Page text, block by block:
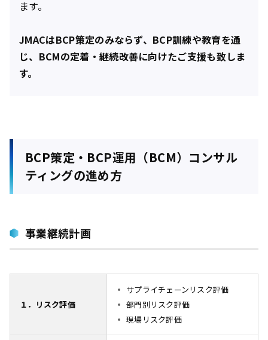
ます。
JMACはBCP策定のみならず、BCP訓練や教育を通
じ、BCMの定着・継続改善に向けたご支援も致しま
す。
BCP策定・BCP運用（BCM）コンサル
ティングの進め方
事業継続計画
１．リスク評価
サプライチェーンリスク評価
部門別リスク評価
現場リスク評価